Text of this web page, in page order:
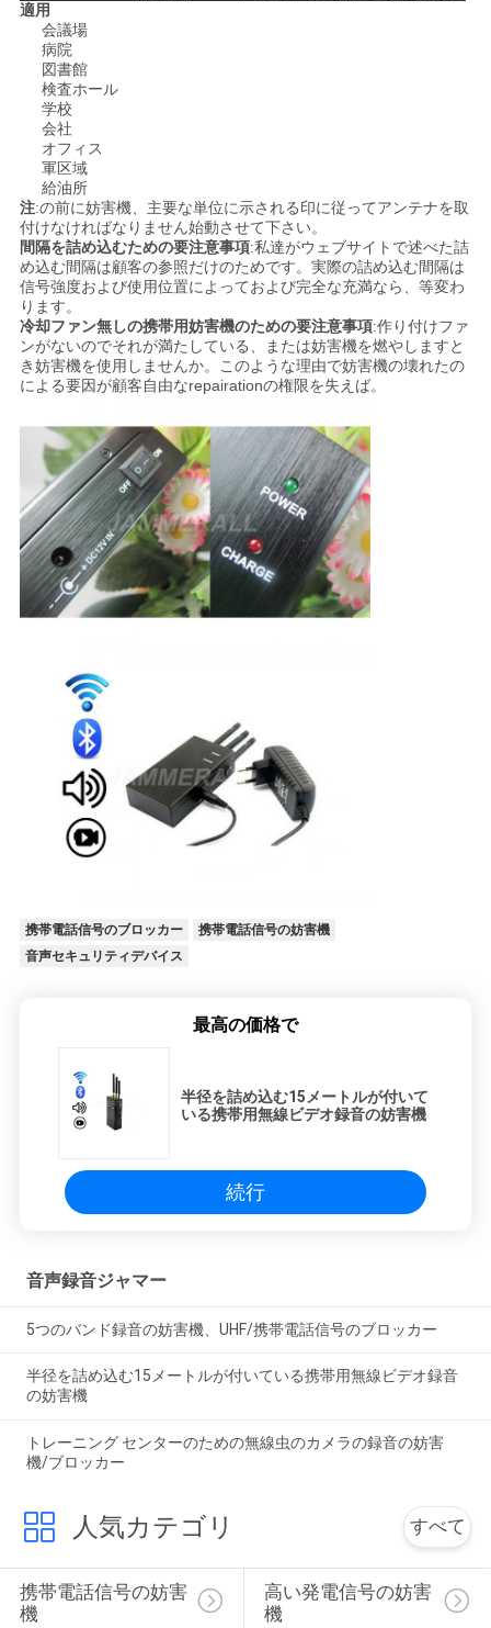
め
て
く
だ
さ
地
図
POLICY
適用
会議場
病院
図書館
検査ホール
学校
会社
オフィス
軍区域
給油所
注:の前に妨害機、主要な単位に示される印に従ってアンテナを取
付けなければなりません始動させて下さい。
間隔を詰め込むための要注意事項:私達がウェブサイトで述べた詰
め込む間隔は顧客の参照だけのためです。実際の詰め込む間隔は
信号強度および使用位置によっておよび完全な充満なら、等変わ
ります。
冷却ファン無しの携帯用妨害機のための要注意事項:作り付けファ
ンがないのでそれが満たしている、または妨害機を燃やしますと
き妨害機を使用しませんか。このような理由で妨害機の壊れたの
による要因が顧客自由なrepairationの権限を失えば。
携帯電話信号のブロッカー
携帯電話信号の妨害機
音声セキュリティデバイス
最高の価格で
半径を詰め込む15メートルが付いて
いる携帯用無線ビデオ録音の妨害機
続行
音声録音ジャマー
5つのバンド録音の妨害機、UHF/携帯電話信号のブロッカー
半径を詰め込む15メートルが付いている携帯用無線ビデオ録音
の妨害機
トレーニング センターのための無線虫のカメラの録音の妨害
機/ブロッカー
人気カテゴリ すべて
携帯電話信号の妨害
機
高い発電信号の妨害
機